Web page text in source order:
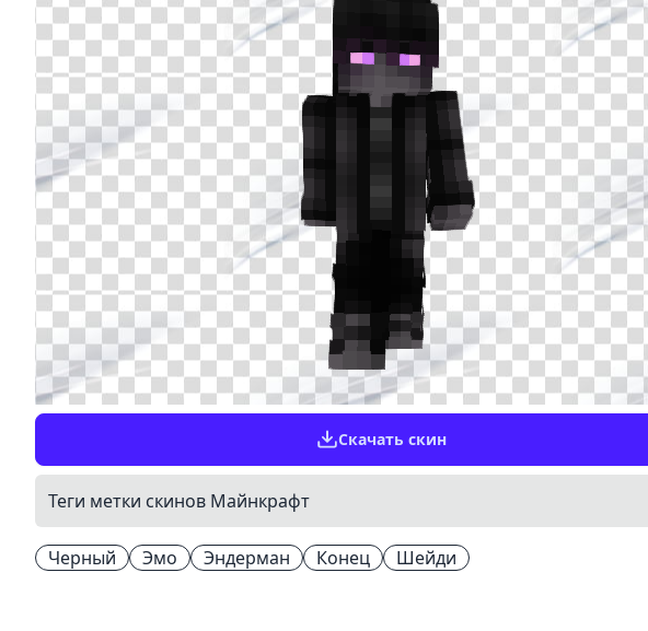
Скачать скин
Теги метки скинов Майнкрафт
Черный Эмо Эндерман Конец Шейди